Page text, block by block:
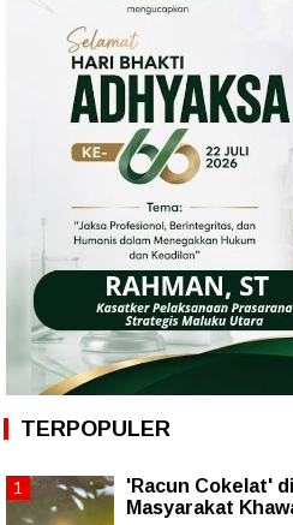
TERPOPULER
'Racun Cokelat'
Masyarakat